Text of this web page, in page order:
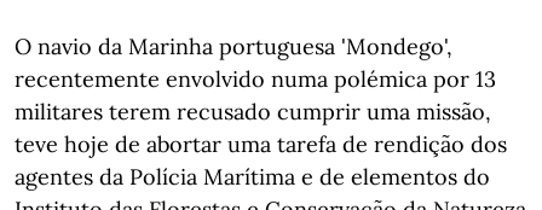
O navio da Marinha portuguesa 'Mondego',
recentemente envolvido numa polémica por 13
militares terem recusado cumprir uma missão,
teve hoje de abortar uma tarefa de rendição dos
agentes da Polícia Marítima e de elementos do